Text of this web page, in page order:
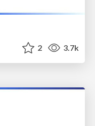
2 3.7k